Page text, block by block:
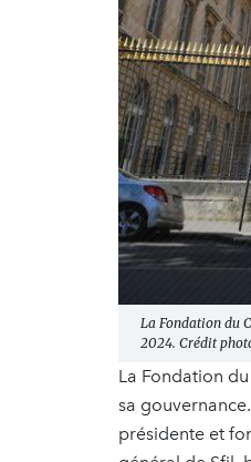
La Fondation du
2024. Crédit
La Fondation
sa
présidente et